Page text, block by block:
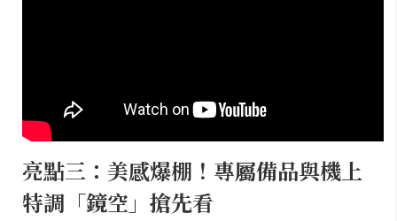
亮點三：美感爆棚！專屬備品與機上
特調「鏡空」搶先看